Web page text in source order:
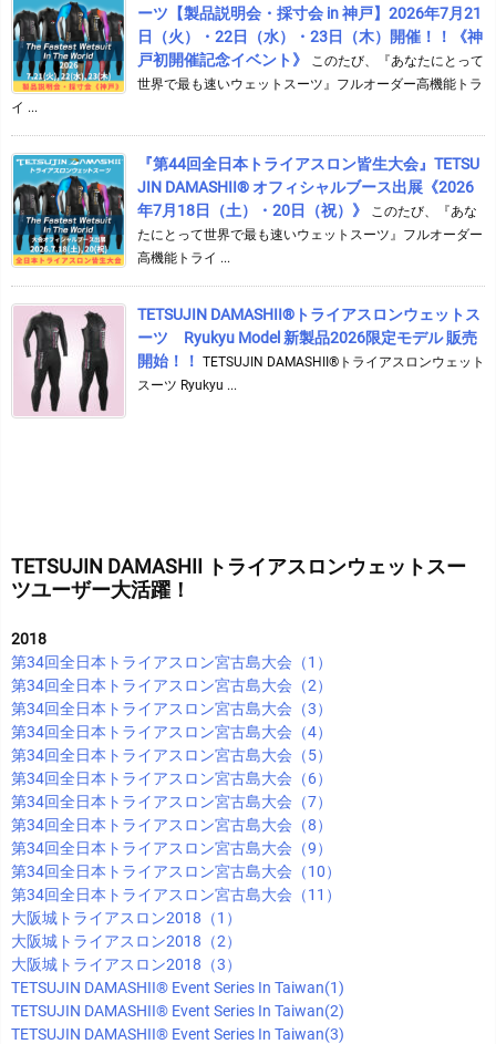
ーツ【製品説明会・採寸会 in 神戸】2026年7月21
日（火）・22日（水）・23日（木）開催！！《神
戸初開催記念イベント》
このたび、『あなたにとって
世界で最も速いウェットスーツ』フルオーダー高機能トラ
イ ...
『第44回全日本トライアスロン皆生大会』TETSU
JIN DAMASHII® オフィシャルブース出展《2026
年7月18日（土）・20日（祝）》
このたび、『あな
たにとって世界で最も速いウェットスーツ』フルオーダー
高機能トライ ...
TETSUJIN DAMASHII®︎トライアスロンウェットス
ーツ Ryukyu Model 新製品2026限定モデル 販売
開始！！ TETSUJIN DAMASHII®︎トライアスロンウェット
スーツ Ryukyu ...
TETSUJIN DAMASHII トライアスロンウェットスー
ツユーザー大活躍！
2018
第34回全日本トライアスロン宮古島大会（1）
第34回全日本トライアスロン宮古島大会（2）
第34回全日本トライアスロン宮古島大会（3）
第34回全日本トライアスロン宮古島大会（4）
第34回全日本トライアスロン宮古島大会（5）
第34回全日本トライアスロン宮古島大会（6）
第34回全日本トライアスロン宮古島大会（7）
第34回全日本トライアスロン宮古島大会（8）
第34回全日本トライアスロン宮古島大会（9）
第34回全日本トライアスロン宮古島大会（10）
第34回全日本トライアスロン宮古島大会（11）
大阪城トライアスロン2018（1）
大阪城トライアスロン2018（2）
大阪城トライアスロン2018（3）
TETSUJIN DAMASHII®︎ Event Series In Taiwan(1)
TETSUJIN DAMASHII®︎ Event Series In Taiwan(2)
TETSUJIN DAMASHII®︎ Event Series In Taiwan(3)